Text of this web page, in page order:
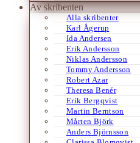
Av skribenten
Alla skribenter
Karl Ågerup
Ida Andersen
Erik Andersson
Niklas Andersson
Tommy Andersson
Robert Azar
Theresa Benér
Erik Bergqvist
Martin Berntson
Mårten Björk
Anders Björnsson